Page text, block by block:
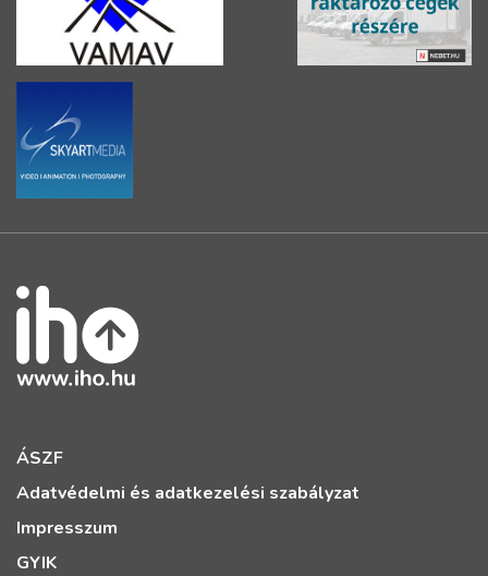
ÁSZF
Adatvédelmi és adatkezelési szabályzat
Impresszum
GYIK